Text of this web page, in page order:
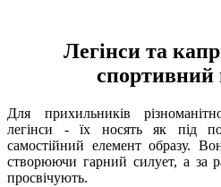
Легінси та
спортивний
Для прихильників
легінси - їх носять як під
самостійний елемент образу.
створюючи гарний силует, а за
просвічують.